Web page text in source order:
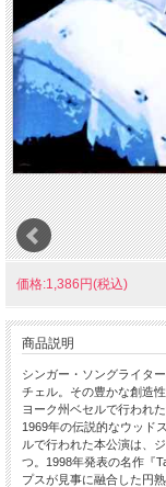
価格:1,386円(税込)
商品説明
シンガー・ソングライタ
チェル。その豊かな創造
ヨーク州ベセルで行われ
1969年の伝説的なウッド
ルで行われた本公演は、
つ。1998年発表の名作『
プスが見事に融合した円